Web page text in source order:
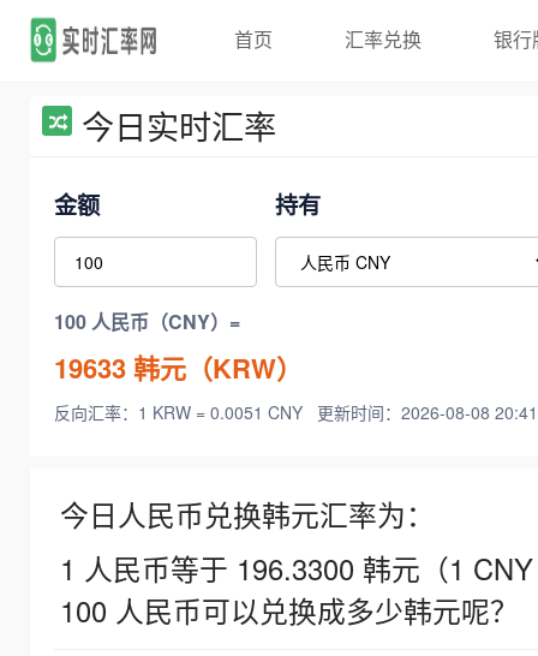
首页 汇率兑换 银行
今日实时汇率
金额 持有
100 人民币（CNY）=
19633韩元（KRW）
反向汇率：1 KRW = 0.0051 CNY 更新时间：2026-08-08
今日人民币兑换韩元汇率为：
1 人民币等于 196.3300 韩元（1
100 人民币可以兑换成多少韩元呢？